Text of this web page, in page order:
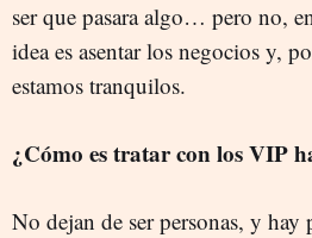
ser que pasara algo… pero no,
idea es asentar los negocios y,
estamos tranquilos.
¿Cómo es tratar con los VIP
No dejan de ser personas, y hay